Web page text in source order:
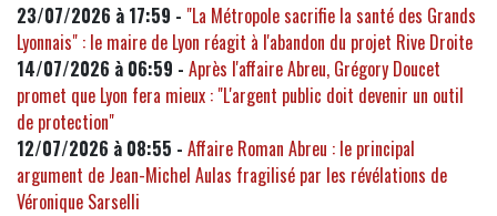
23/07/2026 à 17:59 - "La Métropole sacrifie la santé des Grands
Lyonnais" : le maire de Lyon réagit à l'abandon du projet Rive Droite
14/07/2026 à 06:59 - Après l'affaire Abreu, Grégory Doucet
promet que Lyon fera mieux : "L'argent public doit devenir un outil
de protection"
12/07/2026 à 08:55 - Affaire Roman Abreu : le principal
argument de Jean-Michel Aulas fragilisé par les révélations de
Véronique Sarselli